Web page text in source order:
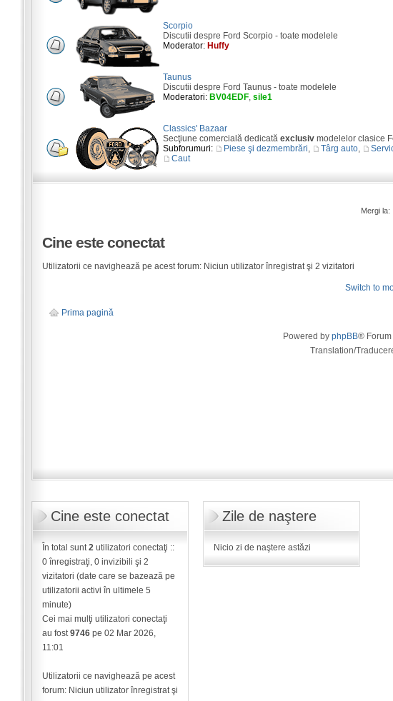
Scorpio
Discutii despre Ford Scorpio - toate modelele
Moderator: Huffy
Taunus
Discutii despre Ford Taunus - toate modelele
Moderatori: BV04EDF, sile1
Classics' Bazaar
Secţiune comercială dedicată exclusivmodelelor clasice
Subforumuri:
Piese şi dezmembrări, Târg auto,
Caut
Mergi la:
Cine este conectat
Utilizatorii ce navighează pe acest forum: Niciun utilizator înregistrat şi 2 vizitatori
Switch to
Prima pagină
Powered by phpBB® Forum
Translation/
Cine este conectat
În total sunt2utilizatori conectaţi ::
0 înregistraţi, 0 invizibili şi 2
vizitatori (date care se bazează pe
utilizatorii activi în ultimele 5
minute)
Cei mai mulţi utilizatori conectaţi
au fost9746pe 02 Mar 2026,
11:01
Utilizatorii ce navighează pe acest
forum: Niciun utilizator înregistrat şi
Zile de naştere
Nicio zi de naştere astăzi